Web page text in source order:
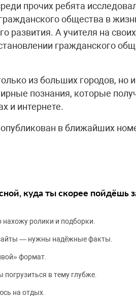
прочих ребята
общества в
развития. А учителя на
гражданского
из больших городов, но
познания, которые
и интернете.
в ближайших
куда ты скорее пойдёшь
ролики и подборки.
— нужны надёжные факты.
формат.
в тему глубже.
на отдых.